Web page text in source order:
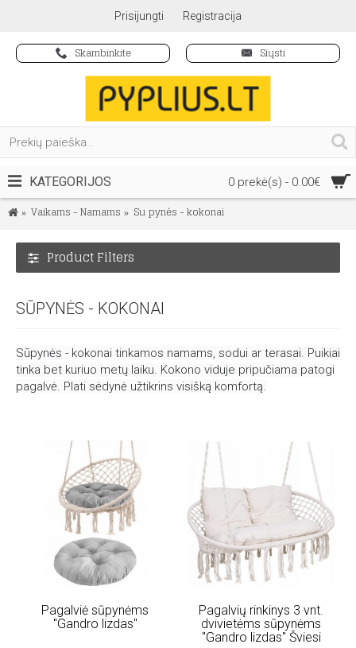
Prisijungti Registracija
Skambinkite Siųsti
0 prekė(s) - 0.00€
KATEGORIJOS
Vaikams - Namams Sūpynės - kokonai
Product Filters
SŪPYNĖS - KOKONAI
Sūpynės - kokonai tinkamos namams, sodui ar terasai. Puikiai
tinka bet kuriuo metų laiku. Kokono viduje pripučiama patogi
pagalvė. Plati sėdynė užtikrins visišką komfortą.
Pagalviė sūpynėms
"Gandro lizdas"
Pagalvių rinkinys 3 vnt.
dvivietėms sūpynėms
"Gandro lizdas" Šviesi